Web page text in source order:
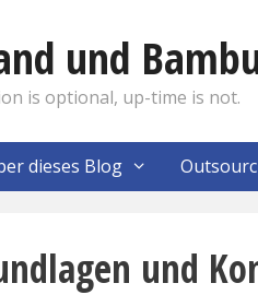
und
is optional, up-time is not.
dieses Blog
und